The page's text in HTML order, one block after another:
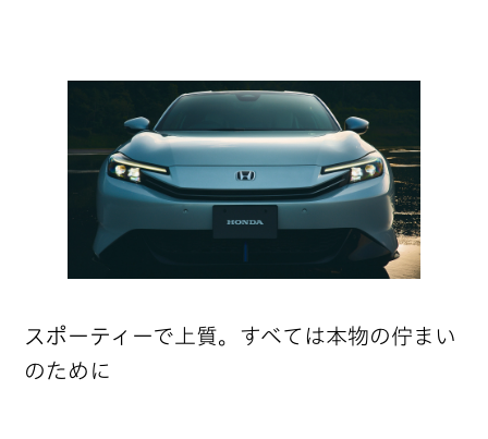
スポーティーで上質。すべては本物の佇まい
のために